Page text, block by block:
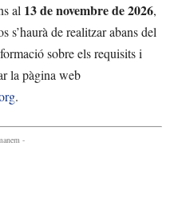
al 13 de novembre de 2026,
s’haurà de realitzar abans del
sobre els requisits i
la pàgina web
.
-